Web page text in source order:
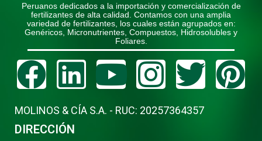
Peruanos dedicados a la importación y comercialización de
fertilizantes de alta calidad. Contamos con una amplia
variedad de fertilizantes, los cuales están agrupados en:
Genéricos, Micronutrientes, Compuestos, Hidrosolubles y
Foliares.
Facebook
Linkedin
Youtube
MOLINOS & CÍA S.A. - RUC: 20257364357
DIRECCIÓN